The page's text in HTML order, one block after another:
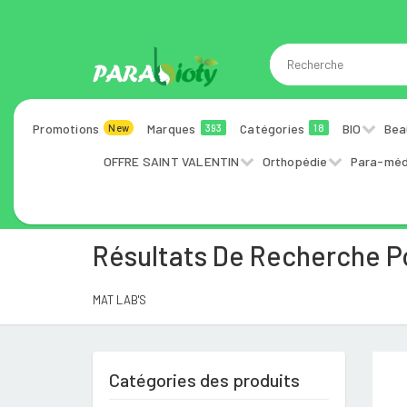
Promotions New Marques 393 Catégories 18 BIO
OFFRE SAINT VALENTIN Orthopédie Para-
Résultats De Recherche
MAT LAB'S
Catégories des produits